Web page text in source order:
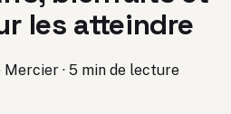
les atteindre
Mercier · 5 min de lecture